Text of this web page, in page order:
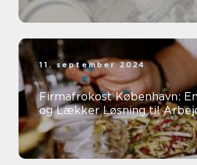
11. september 2024
Firmafrokost København:
og Lækker Løsning til